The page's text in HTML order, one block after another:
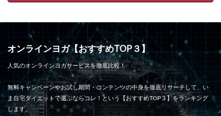
オンラインヨガ【おすすめTOP３】
人気のオンラインヨガサービスを徹底比較！
無料キャンペーンやお試し期間・コンテンツの中身を徹底リサーチして、い
ま自宅ダイエットで選ぶならコレ！という【おすすめTOP３】をランキング
します。